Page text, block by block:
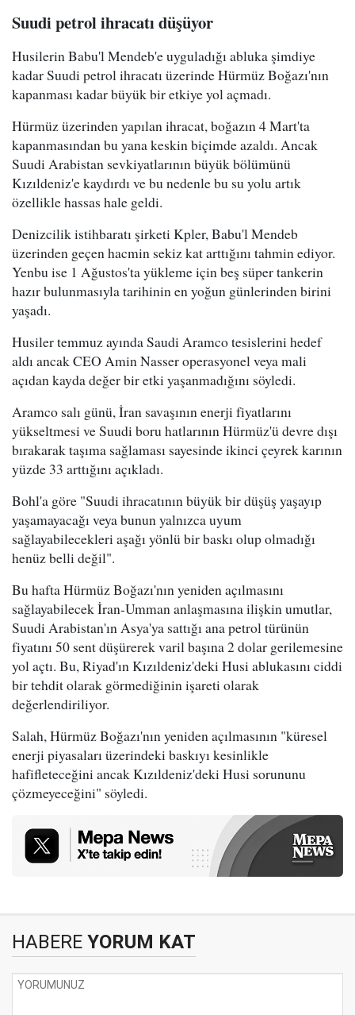
Suudi petrol ihracatı düşüyor
Husilerin Babu'l Mendeb'e uyguladığı abluka şimdiye
kadar Suudi petrol ihracatı üzerinde Hürmüz Boğazı'nın
kapanması kadar büyük bir etkiye yol açmadı.
Hürmüz üzerinden yapılan ihracat, boğazın 4 Mart'ta
kapanmasından bu yana keskin biçimde azaldı. Ancak
Suudi Arabistan sevkiyatlarının büyük bölümünü
Kızıldeniz'e kaydırdı ve bu nedenle bu su yolu artık
özellikle hassas hale geldi.
Denizcilik istihbaratı şirketi Kpler, Babu'l Mendeb
üzerinden geçen hacmin sekiz kat arttığını tahmin ediyor.
Yenbu ise 1 Ağustos'ta yükleme için beş süper tankerin
hazır bulunmasıyla tarihinin en yoğun günlerinden birini
yaşadı.
Husiler temmuz ayında Saudi Aramco tesislerini hedef
aldı ancak CEO Amin Nasser operasyonel veya mali
açıdan kayda değer bir etki yaşanmadığını söyledi.
Aramco salı günü, İran savaşının enerji fiyatlarını
yükseltmesi ve Suudi boru hatlarının Hürmüz'ü devre dışı
bırakarak taşıma sağlaması sayesinde ikinci çeyrek karının
yüzde 33 arttığını açıkladı.
Bohl'a göre "Suudi ihracatının büyük bir düşüş yaşayıp
yaşamayacağı veya bunun yalnızca uyum
sağlayabilecekleri aşağı yönlü bir baskı olup olmadığı
henüz belli değil".
Bu hafta Hürmüz Boğazı'nın yeniden açılmasını
sağlayabilecek İran-Umman anlaşmasına ilişkin umutlar,
Suudi Arabistan'ın Asya'ya sattığı ana petrol türünün
fiyatını 50 sent düşürerek varil başına 2 dolar gerilemesine
yol açtı. Bu, Riyad'ın Kızıldeniz'deki Husi ablukasını ciddi
bir tehdit olarak görmediğinin işareti olarak
değerlendiriliyor.
Salah, Hürmüz Boğazı'nın yeniden açılmasının "küresel
enerji piyasaları üzerindeki baskıyı kesinlikle
hafifleteceğini ancak Kızıldeniz'deki Husi sorununu
çözmeyeceğini" söyledi.
HABERE YORUM KAT